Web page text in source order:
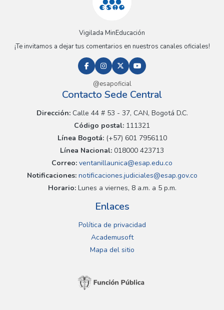
Vigilada MinEducación
¡Te invitamos a dejar tus comentarios en nuestros canales oficiales!
@esapoficial
Contacto Sede Central
Dirección:Calle 44 # 53 - 37, CAN, Bogotá D.C.
Código postal: 111321
Línea Bogotá:(+57) 601 7956110
Línea Nacional: 018000 423713
Correo: ventanillaunica@esap.edu.co
Notificaciones:notificaciones.judiciales@esap.gov.co
Horario:Lunes a viernes, 8 a.m. a 5 p.m.
Enlaces
Política de privacidad
Academusoft
Mapa del sitio